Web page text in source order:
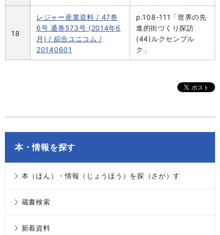
18
レジャー産業資料 / 47巻
6号 通巻573号 (2014年6
月) / 綜合ユニコム /
20140601
p.108-111「世界の先
進的街づくり探訪
(44)ルクセンブル
ク」
本・情報を探す
本（ほん）・情報（じょうほう）を探（さが）す
蔵書検索
新着資料